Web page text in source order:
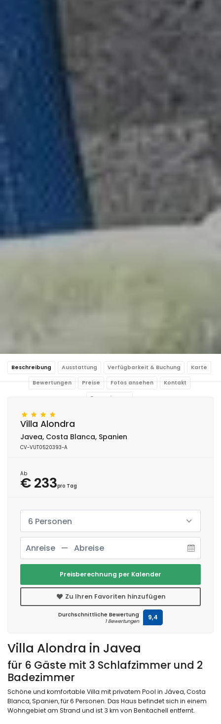
Beschreibung Ausstattung Verfügbarkeit & Buchung Karte
Bewertungen Preise Fotos ansehen Kontakt
Reservierung
Villa Alondra in Javea
für 6 Gäste mit 3 Schlafzimmer und 2
Badezimmer
Schöne und komfortable Villa mit privatem Pool in Jávea, Costa
Blanca, Spanien, für 6 Personen. Das Haus befindet sich in einem
Wohngebiet am Strand und ist 3 km von Benitachell entfernt.
Villa Alondra
Javea, Costa Blanca, Spanien
CV-VUT0520393-A
Ab
€ 233pro Tag
6 Personen
Preisberechnung per Kalender
Zu Ihren Favoriten hinzufügen
Durchschnittliche Bewertung
1 Bewertungen 9,4